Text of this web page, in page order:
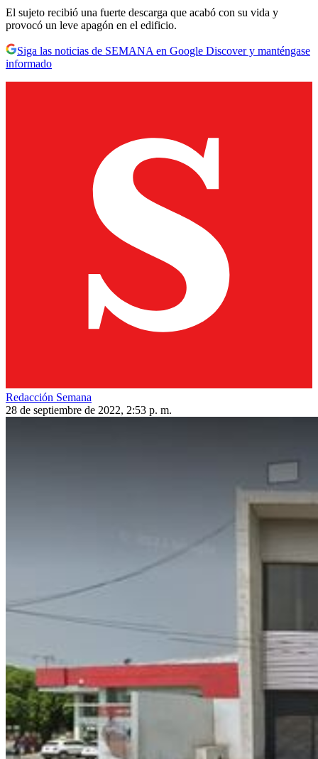
El sujeto recibió una fuerte descarga que acabó con su vida y
provocó un leve apagón en el edificio.
Siga las noticias de SEMANA en Google Discover y manténgase
informado
Redacción Semana
28 de septiembre de 2022, 2:53 p. m.